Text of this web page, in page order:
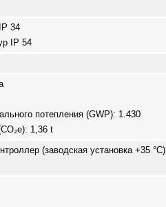
34
IP 54
потепления (GWP): 1.430
1,36 t
(заводская установка +35 °C)